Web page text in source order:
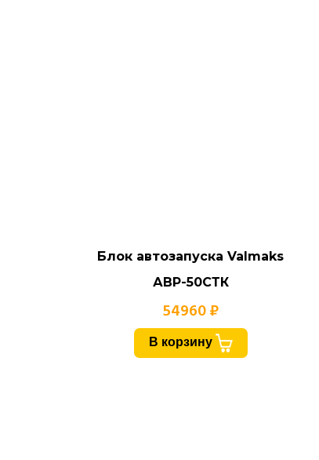
Блок автозапуска Valmaks
АВР-50СТК
54960 ₽
В корзину